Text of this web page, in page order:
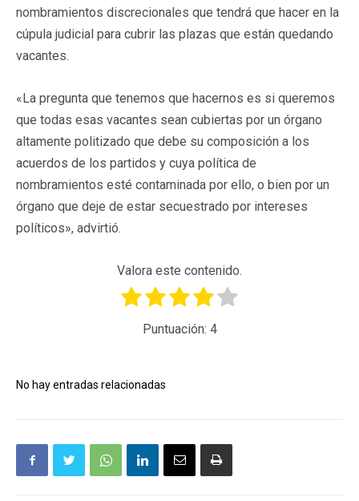
nombramientos discrecionales que tendrá que hacer en la
cúpula judicial para cubrir las plazas que están quedando
vacantes.
«La pregunta que tenemos que hacernos es si queremos
que todas esas vacantes sean cubiertas por un órgano
altamente politizado que debe su composición a los
acuerdos de los partidos y cuya política de
nombramientos esté contaminada por ello, o bien por un
órgano que deje de estar secuestrado por intereses
políticos», advirtió.
Valora este contenido.
Puntuación: 4
No hay entradas relacionadas